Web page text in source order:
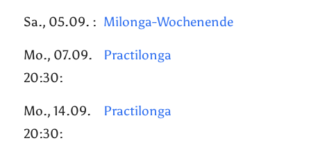
Sa., 05.09. : Milonga-Wochenende
Mo., 07.09.
20:30:
Practilonga
Mo., 14.09.
20:30:
Practilonga